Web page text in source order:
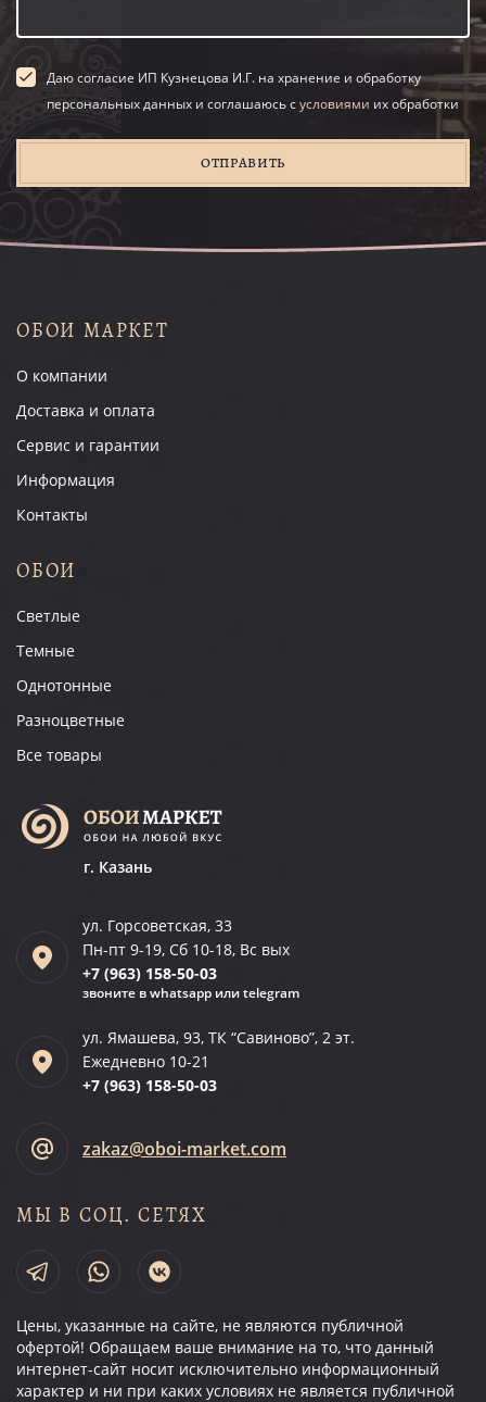
Даю согласие ИП Кузнецова И.Г. на хранение и обработку
персональных данных и соглашаюсь сусловиями их обработки
ОТПРАВИТЬ
ОБОИ МАРКЕТ
О компании
Доставка и оплата
Сервис и гарантии
Информация
Контакты
ОБОИ
Светлые
Темные
Однотонные
Разноцветные
Все товары
г. Казань
ул. Горсоветская, 33
Пн-пт 9-19, Сб 10-18, Вс вых
+7 (963) 158-50-03
звоните в whatsapp или telegram
ул. Ямашева, 93, ТК “Савиново”, 2 эт.
Ежедневно 10-21
+7 (963) 158-50-03
zakaz@oboi-market.com
МЫ В СОЦ. СЕТЯХ
Цены, указанные на сайте, не являются публичной
офертой! Обращаем ваше внимание на то, что данный
интернет-сайт носит исключительно информационный
характер и ни при каких условиях не является публичной